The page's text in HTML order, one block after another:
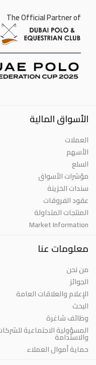
The Official Partner of
الأسواق المالية
العملات
الأسهم
السلع
مؤشرات الأسواق
سندات الخزينة
عقود الفروقات
المنتجات المتداولة
Market Information
معلومات عنا
من نحن
الجوائز
الإعلام والعلاقات العامة
البحث
وظائف شاغرة
المسؤولية الاجتماعية
والاستدامة
حماية أموال العملاء